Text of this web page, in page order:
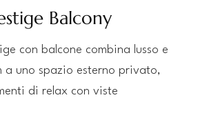
Balcony
con balcone combina lusso e
a uno spazio esterno privato,
di relax con viste